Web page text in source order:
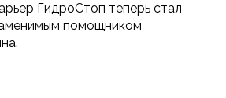
ГидроСтоп теперь стал
помощником